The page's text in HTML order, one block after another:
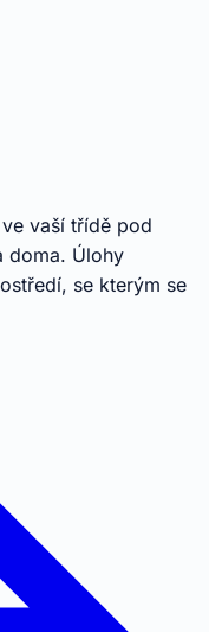
vaší třídě pod
doma. Úlohy
se kterým se